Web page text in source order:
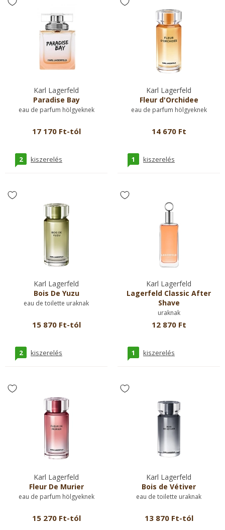
Karl Lagerfeld
Paradise Bay
eau de parfum hölgyeknek
17 170 Ft-tól
2 kiszerelés
Karl Lagerfeld
Fleur d'Orchidee
eau de parfum hölgyeknek
14 670 Ft
1 kiszerelés
Karl Lagerfeld
Bois De Yuzu
eau de toilette uraknak
15 870 Ft-tól
2 kiszerelés
Karl Lagerfeld
Lagerfeld Classic After
Shave
uraknak
12 870 Ft
1 kiszerelés
Karl Lagerfeld
Fleur De Murier
eau de parfum hölgyeknek
15 270 Ft-tól
Karl Lagerfeld
Bois de Vétiver
eau de toilette uraknak
13 870 Ft-tól